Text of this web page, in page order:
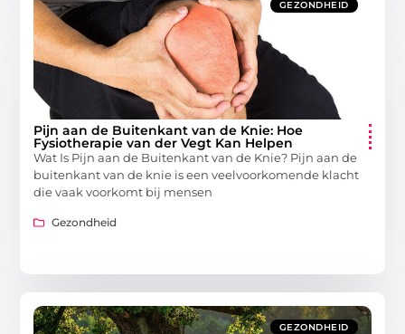
GEZONDHEID
Pijn aan de Buitenkant van de Knie: Hoe
Fysiotherapie van der Vegt Kan Helpen
Wat Is Pijn aan de Buitenkant van de Knie? Pijn aan de
buitenkant van de knie is een veelvoorkomende klacht
die vaak voorkomt bij mensen
Gezondheid
GEZONDHEID